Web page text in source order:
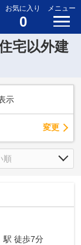
お気に入り
0
メニュー
宅以外建
示
変更
駅 徒歩7分